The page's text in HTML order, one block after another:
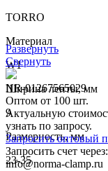
TORRO
Материал
W1
Ширина ленты, мм
9
Размерность, мм
23-35
Развернуть
Свернуть
NR-01267565029
Оптом от 100 шт.
Актуальную
узнать по запросу.
Запросить оптовый
Запросить счет через:
info@norma-clamp.ru